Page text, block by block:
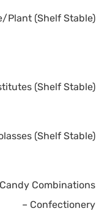
Plant (Shelf Stable)
(Shelf Stable)
(Shelf Stable)
Combinations
– Confectionery